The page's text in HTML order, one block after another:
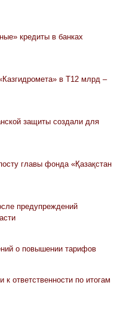
кредиты в банках
в Т12 млрд –
защиты создали для
главы фонда «Қазақстан
предупреждений
о повышении тарифов
ответственности по итогам